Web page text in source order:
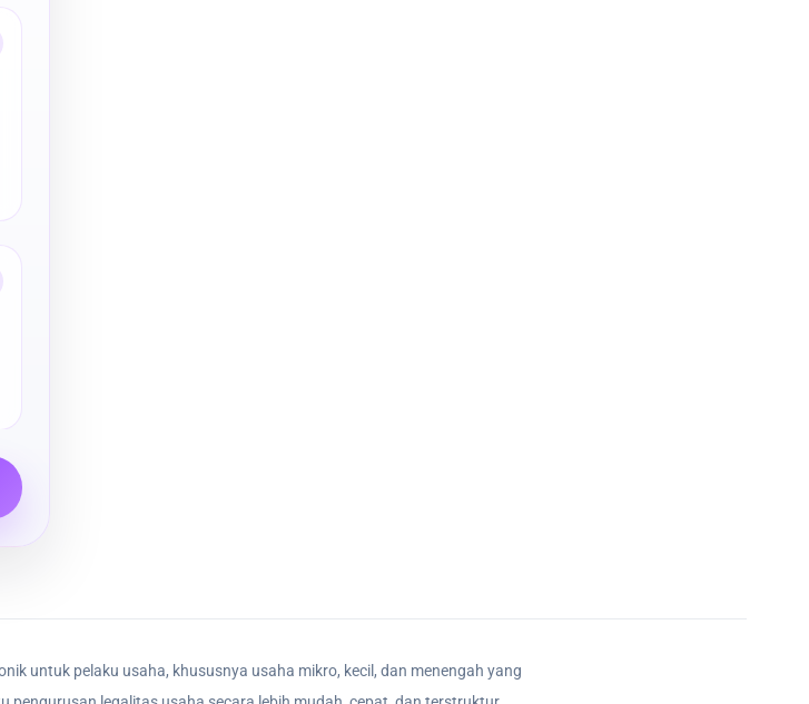
untuk pelaku usaha, khususnya usaha mikro, kecil, dan menengah yang